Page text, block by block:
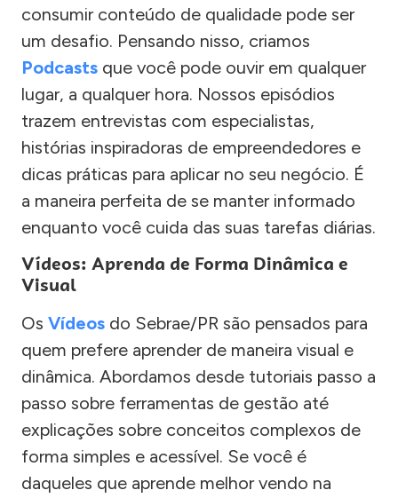
consumir conteúdo de qualidade pode ser
um desafio. Pensando nisso, criamos
Podcasts que você pode ouvir em qualquer
lugar, a qualquer hora. Nossos episódios
trazem entrevistas com especialistas,
histórias inspiradoras de empreendedores e
dicas práticas para aplicar no seu negócio. É
a maneira perfeita de se manter informado
enquanto você cuida das suas tarefas diárias.
Vídeos: Aprenda de Forma Dinâmica e
Visual
Os Vídeos do Sebrae/PR são pensados para
quem prefere aprender de maneira visual e
dinâmica. Abordamos desde tutoriais passo a
passo sobre ferramentas de gestão até
explicações sobre conceitos complexos de
forma simples e acessível. Se você é
daqueles que aprende melhor vendo na